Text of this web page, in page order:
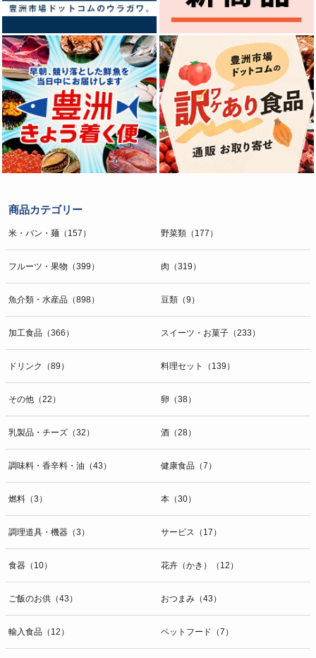
商品カテゴリー
米・パン・麺（157） 野菜類（177）
フルーツ・果物（399） 肉（319）
魚介類・水産品（898） 豆類（9）
加工食品（366） スイーツ・お菓子（233）
ドリンク（89） 料理セット（139）
その他（22） 卵（38）
乳製品・チーズ（32） 酒（28）
調味料・香辛料・油（43） 健康食品（7）
燃料（3） 本（30）
調理道具・機器（3） サービス（17）
食器（10） 花卉（かき）（12）
ご飯のお供（43） おつまみ（43）
輸入食品（12） ペットフード（7）